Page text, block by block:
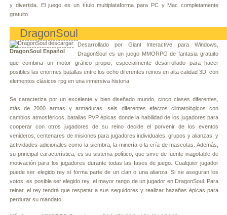
y divertida. El juego es un título multiplataforma para PC y Mac completamente
gratuito.
DragonSoul
DragonSoul Español
Desarrollado por Giant Interactive para Windows,
DragonSoul es un juego MMORPG de fantasia gratuito
que combina un motor gráfico propio, especialmente desarrollado para hacer
posibles las enormes batallas entre los ocho diferentes reinos en alta calidad 3D, con
elementos clásicos rpg en una inmersiva historia.
Se caracteriza por un excelente y bien diseñado mundo, cinco clases diferentes,
más de 2000 armas y armaduras, seis diferentes efectos climatológicos con
cambios atmosféricos, batallas PVP épicas donde la habilidad de los jugadores para
cooperar con otros jugadores de su reino decide el porvenir de los eventos
venideros, centenares de misiones para jugadores individuales, grupos y alianzas, y
actividades adicionales como la siembra, la minería o la cría de mascotas. Además,
su principal característica, es su sistema político, que sirve de fuente inagotable de
motivación para los jugadores durante todas las fases de juego. Cualquier jugador
puede ser elegido rey si forma parte de un clan o una alianza. Si se aseguran los
votos, es posible ser elegido rey, el mayor rango de un jugador en DragonSoul. Para
reinar, el rey tendrá que respetar a sus seguidores y realizar hazañas épicas para
perdurar su mandato.